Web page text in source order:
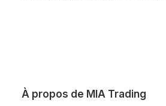
À propos de MIA Trading